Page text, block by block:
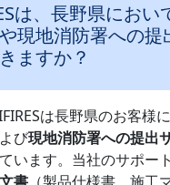
は、長野県におい
現地消防署への提
ますか？
は長野県のお客様に
び現地消防署への提出
います。当社のサポー